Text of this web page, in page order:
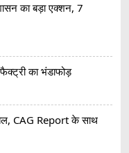
का बड़ा एक्शन, 7
का भंडाफोड़
CAG Report के साथ